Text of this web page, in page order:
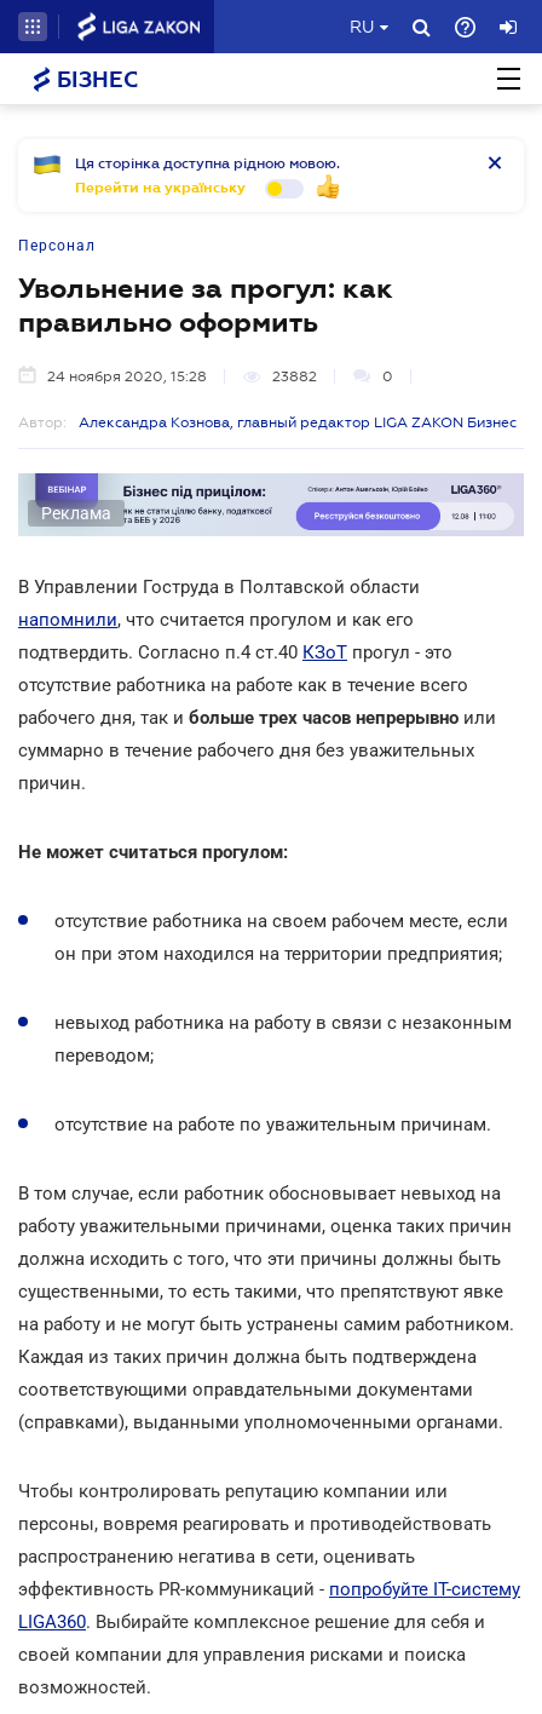
RU
БІЗНЕС
Ця сторінка доступна рідною мовою.
Перейти на українську
Персонал
Увольнение за прогул: как
правильно оформить
24 ноября 2020, 15:28 23882 0
Автор: Александра Кознова, главный редактор LIGA ZAKON Бизнес
Реклама
В Управлении Гоструда в Полтавской области
напомнили, что считается прогулом и как его
подтвердить. Согласно п.4 ст.40 КЗоТ прогул - это
отсутствие работника на работе как в течение всего
рабочего дня, так и больше трех часов непрерывно или
суммарно в течение рабочего дня без уважительных
причин.
Не может считаться прогулом:
отсутствие работника на своем рабочем месте, если
он при этом находился на территории предприятия;
невыход работника на работу в связи с незаконным
переводом;
отсутствие на работе по уважительным причинам.
В том случае, если работник обосновывает невыход на
работу уважительными причинами, оценка таких причин
должна исходить с того, что эти причины должны быть
существенными, то есть такими, что препятствуют явке
на работу и не могут быть устранены самим работником.
Каждая из таких причин должна быть подтверждена
соответствующими оправдательными документами
(справками), выданными уполномоченными органами.
Чтобы контролировать репутацию компании или
персоны, вовремя реагировать и противодействовать
распространению негатива в сети, оценивать
эффективность PR-коммуникаций - попробуйте ІТ-систему
LIGA360. Выбирайте комплексное решение для себя и
своей компании для управления рисками и поиска
возможностей.